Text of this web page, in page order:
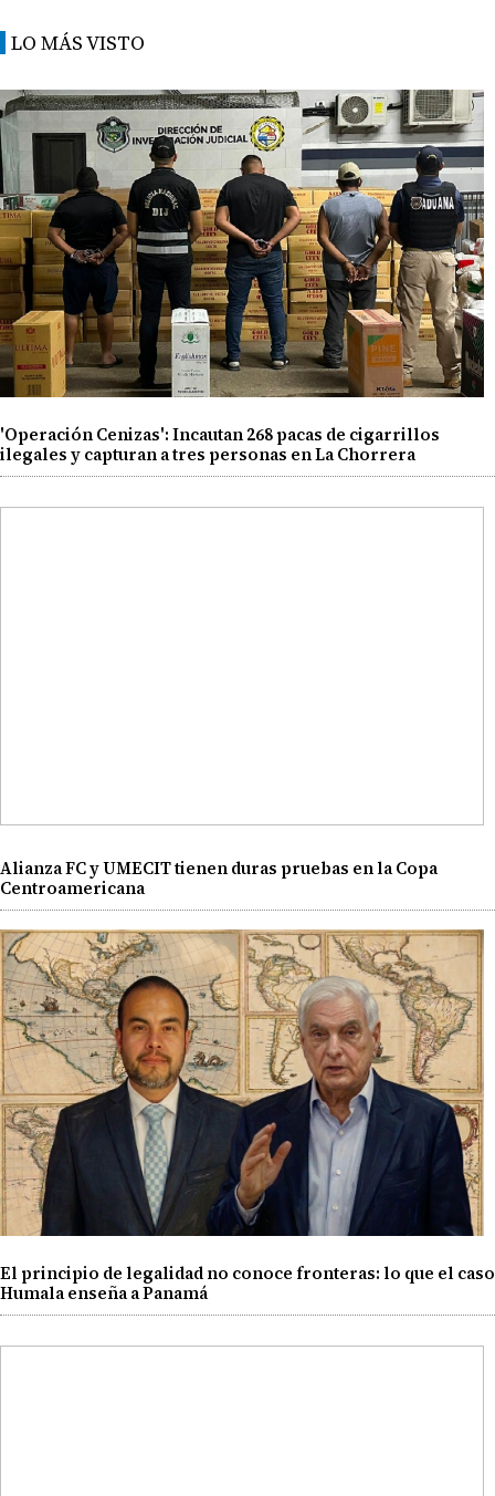
LO MÁS VISTO
'Operación Cenizas': Incautan 268 pacas de cigarrillos
ilegales y capturan a tres personas en La Chorrera
Alianza FC y UMECIT tienen duras pruebas en la Copa
Centroamericana
El principio de legalidad no conoce fronteras: lo que el caso
Humala enseña a Panamá